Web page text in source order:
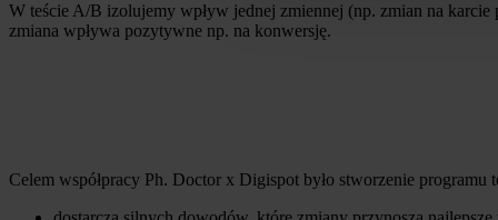
W teście A/B izolujemy wpływ jednej zmiennej (np. zmian na
zmiana wpływa pozytywne np. na konwersję.
Celem współpracy Ph. Doctor x Digispot było stworzenie programu